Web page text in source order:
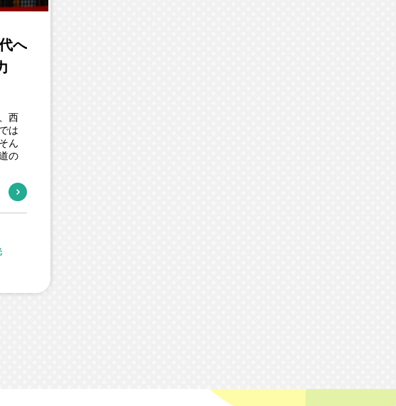
へ
西
は
ん
の